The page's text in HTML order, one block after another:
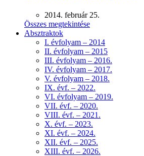
2014. február 25.
Összes megtekintése
Absztraktok
I. évfolyam – 2014
II. évfolyam – 2015
III. évfolyam – 2016.
IV. évfolyam – 2017.
V. évfolyam – 2018.
IX. évf. – 2022.
VI. évfolyam – 2019.
VII. évf. – 2020.
VIII. évf. – 2021.
X. évf. – 2023.
XI. évf. – 2024.
XII. évf. – 2025.
XIII. évf. – 2026.